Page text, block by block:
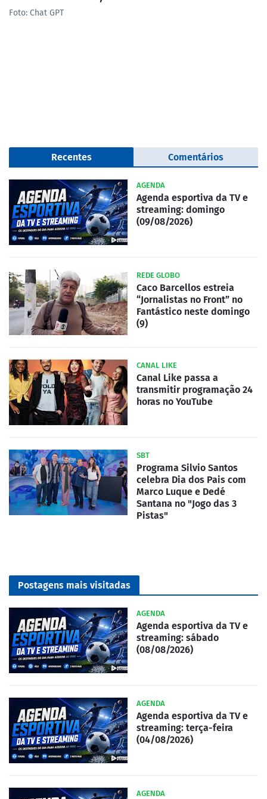
Foto: Chat GPT
Recentes Comentários
AGENDA
Agenda esportiva da TV e
streaming: domingo
(09/08/2026)
REDE GLOBO
Caco Barcellos estreia
“Jornalistas no Front” no
Fantástico neste domingo
(9)
CANAL LIKE
Canal Like passa a
transmitir programação 24
horas no YouTube
SBT
Programa Silvio Santos
celebra Dia dos Pais com
Marco Luque e Dedé
Santana no "Jogo das 3
Pistas"
Postagens mais visitadas
AGENDA
Agenda esportiva da TV e
streaming: sábado
(08/08/2026)
AGENDA
Agenda esportiva da TV e
streaming: terça-feira
(04/08/2026)
AGENDA